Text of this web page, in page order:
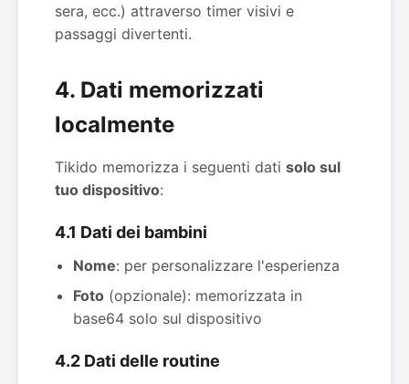
sera, ecc.) attraverso timer visivi e
passaggi divertenti.
4. Dati memorizzati
localmente
Tikido memorizza i seguenti dati solo sul
tuo dispositivo:
4.1 Dati dei bambini
Nome: per personalizzare l'esperienza
Foto (opzionale): memorizzata in
base64 solo sul dispositivo
4.2 Dati delle routine